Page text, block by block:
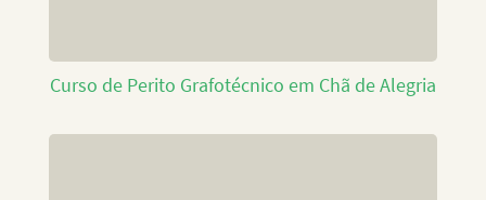
Curso de Perito Grafotécnico em Chã de Alegria